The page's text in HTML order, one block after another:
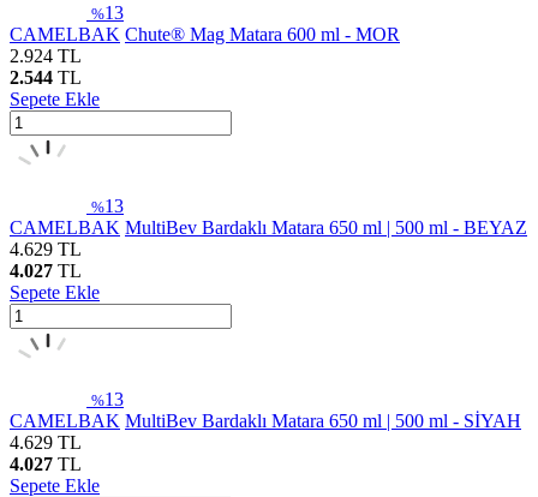
%13
CAMELBAK Chute® Mag Matara 600 ml - MOR
2.924 TL
2.544 TL
Sepete Ekle
%13
CAMELBAK MultiBev Bardaklı Matara 650 ml | 500 ml - BEYAZ
4.629 TL
4.027 TL
Sepete Ekle
%13
CAMELBAK MultiBev Bardaklı Matara 650 ml | 500 ml - SİYAH
4.629 TL
4.027 TL
Sepete Ekle